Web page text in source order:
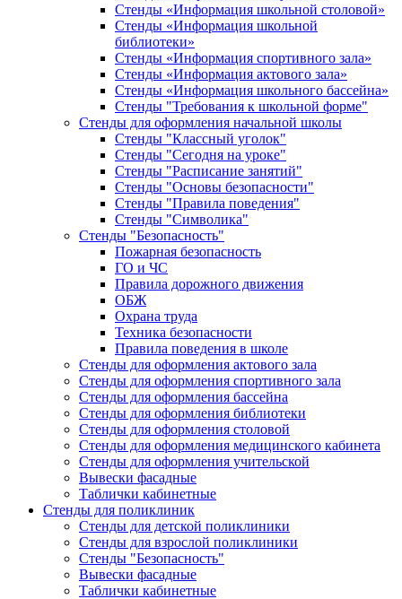
Стенды «Информация школьной столовой»
Стенды «Информация школьной
библиотеки»
Стенды «Информация спортивного зала»
Стенды «Информация актового зала»
Стенды «Информация школьного бассейна»
Стенды "Требования к школьной форме"
Стенды для оформления начальной школы
Стенды "Классный уголок"
Стенды "Сегодня на уроке"
Стенды "Расписание занятий"
Стенды "Основы безопасности"
Стенды "Правила поведения"
Стенды "Символика"
Стенды "Безопасность"
Пожарная безопасность
ГО и ЧС
Правила дорожного движения
ОБЖ
Охрана труда
Техника безопасности
Правила поведения в школе
Стенды для оформления актового зала
Стенды для оформления спортивного зала
Стенды для оформления бассейна
Стенды для оформления библиотеки
Стенды для оформления столовой
Стенды для оформления медицинского кабинета
Стенды для оформления учительской
Вывески фасадные
Таблички кабинетные
Стенды для поликлиник
Стенды для детской поликлиники
Стенды для взрослой поликлиники
Стенды "Безопасность"
Вывески фасадные
Таблички кабинетные